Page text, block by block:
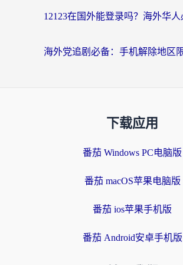
下载应用
番茄 Windows PC电脑版
番茄 macOS苹果电脑版
番茄 ios苹果手机版
番茄 Android安卓手机版